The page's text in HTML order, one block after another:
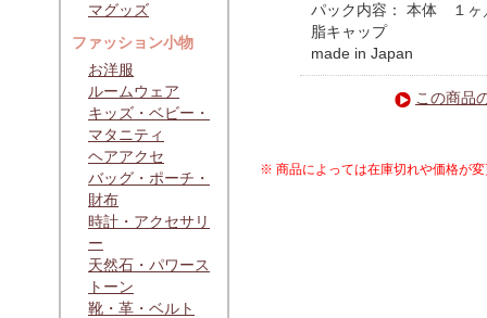
マグッズ
ファッション小物
お洋服
ルームウェア
キッズ・ベビー・
マタニティ
ヘアアクセ
バッグ・ポーチ・
財布
時計・アクセサリ
ー
天然石・パワース
トーン
靴・革・ベルト
パック内容： 本体 １ヶ
脂キャップ
made in Japan
この商品
※ 商品によっては在庫切れや価格が